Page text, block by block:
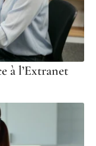
à l’Extranet